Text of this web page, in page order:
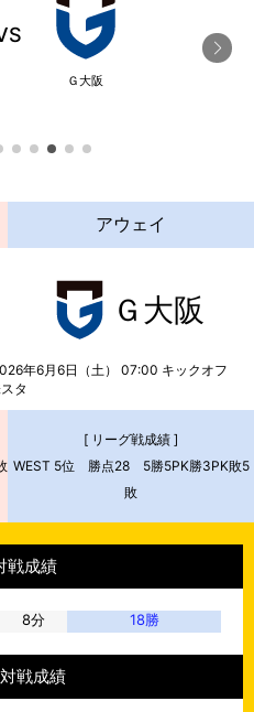
Ｇ大阪
アウェイ
Ｇ大阪
年6月6日（土） 07:00 キックオフ
タ
[ リーグ戦成績 ]
WEST 5位 勝点28 5勝5PK勝3PK敗5
敗
戦成績
8分 18勝
戦成績